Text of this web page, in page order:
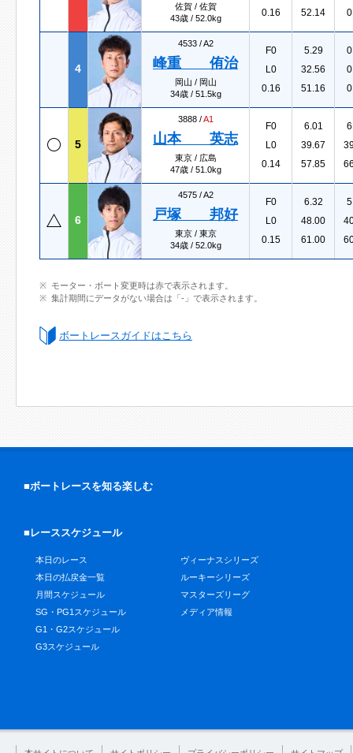
佐賀 / 佐賀
43歳 / 52.0kg
0.16
52.14
4
4533 /A2
峰重 侑治
岡山 / 岡山
34歳 / 51.5kg
F0
L0
0.16
5.29
32.56
51.16
5
3888 /A1
山本 英志
東京 / 広島
47歳 / 51.0kg
F0
L0
0.14
6.01
39.67
57.85
6
4575 /A2
戸塚 邦好
東京 / 東京
34歳 / 52.0kg
F0
L0
0.15
6.32
48.00
61.00
モーター・ボート変更時は赤で表示されます。
集計期間にデータがない場合は「-」で表示されます。
ボートレースガイドはこちら
■ボートレースを知る楽しむ
■レーススケジュール
本日のレース
本日の払戻金一覧
月間スケジュール
SG・PG1スケジュール
G1・G2スケジュール
G3スケジュール
ヴィーナスシリーズ
ルーキーシリーズ
マスターズリーグ
メディア情報